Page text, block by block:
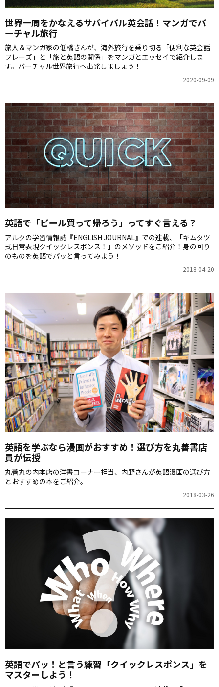
世界一周をかなえるサバイバル英会話！マンガでバ
ーチャル旅行
旅人＆マンガ家の低橋さんが、海外旅行を乗り切る「便利な英会話
フレーズ」と「旅と英語の関係」をマンガとエッセイで紹介しま
す。バーチャル世界旅行へ出発しましょう！
2020-09-09
英語で「ビール買って帰ろう」ってすぐ言える？
アルクの学習情報誌『ENGLISH JOURNAL』での連載、「キムタツ
式日常表現クイックレスポンス！」のメソッドをご紹介！身の回り
のものを英語でパッと言ってみよう！
2018-04-20
英語を学ぶなら漫画がおすすめ！選び方を丸善書店
員が伝授
丸善丸の内本店の洋書コーナー担当、内野さんが英語漫画の選び方
とおすすめの本をご紹介。
2018-03-26
英語でパッ！と言う練習「クイックレスポンス」を
マスターしよう！